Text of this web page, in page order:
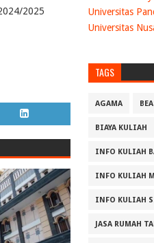
2025
Universitas
Universitas
TAGS
AGAMA
BIAYA KULIAH
INFO KULIAH
INFO KULIAH
INFO KULIAH
JASA RUMAH